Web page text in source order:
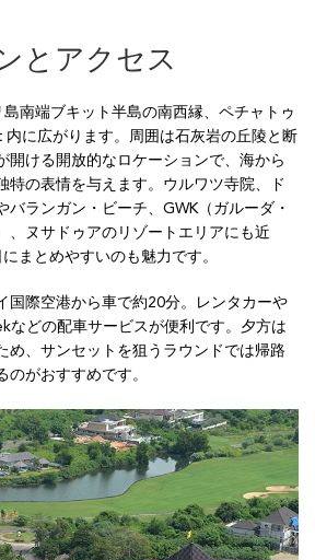
とアクセス
南端ブキット半島の南西縁、ペチャトゥ
に広がります。周囲は石灰岩の丘陵と断
開ける開放的なロケーションで、海から
特の表情を与えます。ウルワツ寺院、ド
バランガン・ビーチ、GWK（ガルーダ・
、ヌサドゥアのリゾートエリアにも近
まとめやすいのも魅力です。
国際空港から車で約20分。レンタカーや
などの配車サービスが便利です。夕方は
め、サンセットを狙うラウンドでは帰路
のがおすすめです。